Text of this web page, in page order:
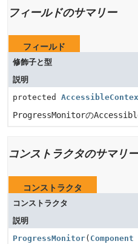
フィールドのサマリー
フィールド
修飾子と型
説明
protected
ProgressMonitorの
コンストラクタのサマリー
コンストラクタ
コンストラクタ
説明
ProgressMonitor( Component